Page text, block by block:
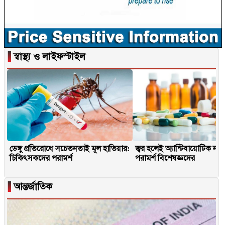
▐স্বাস্থ্য ও লাইফস্টাইল
ডেঙ্গু প্রতিরোধে সচেতনতাই মূল হাতিয়ার:
চিকিৎসকদের পরামর্শ
জ্বর হলেই অ্যান্টিবায়োটিক না
পরামর্শ বিশেষজ্ঞদের
▐আন্তর্জাতিক